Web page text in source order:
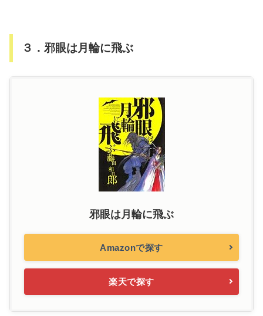
３．邪眼は月輪に飛ぶ
邪眼は月輪に飛ぶ
Amazonで探す
楽天で探す